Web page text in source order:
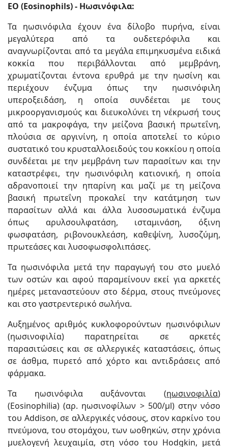
EO (Eosinophils) - Ηωσινόφιλα:
Τα ηωσινόφιλα έχουν ένα δίλοβο πυρήνα, είναι
μεγαλύτερα από τα ουδετερόφιλα και
αναγνωρίζονται από τα μεγάλα επιμηκυσμένα ειδικά
κοκκία που περιβάλλονται από μεμβράνη,
χρωματίζονται έντονα ερυθρά με την ηωσίνη και
περιέχουν ένζυμα όπως την ηωσινόφιλη
υπεροξειδάση, η οποία συνδέεται με τους
μικροοργανισμούς και διευκολύνει τη νέκρωσή τους
από τα μακροφάγα, την μείζονα βασική πρωτεΐνη,
πλούσια σε αργινίνη, η οποία αποτελεί το κύριο
συστατικό του κρυσταλλοειδούς του κοκκίου η οποία
συνδέεται με την μεμβράνη των παρασίτων και την
καταστρέφει, την ηωσινόφιλη κατιονική, η οποία
αδρανοποιεί την ηπαρίνη και μαζί με τη μείζονα
βασική πρωτεΐνη προκαλεί την κατάτμηση των
παρασίτων αλλά και άλλα λυσοσωματικά ένζυμα
όπως αρυλσουλφατάση, ισταμινάση, όξινη
φωσφατάση, ριβονουκλεάση, καθεψίνη, λυσοζύμη,
πρωτεάσες και λυσοφωσφολιπάσες.
Τα ηωσινόφιλα μετά την παραγωγή του στο μυελό
των οστών και αφού παραμείνουν εκεί για αρκετές
ημέρες μεταναστεύουν στο δέρμα, στους πνεύμονες
και στο γαστρεντερικό σωλήνα.
Αυξημένος αριθμός κυκλοφορούντων ηωσινόφιλων
(ηωσινοφιλία) παρατηρείται σε αρκετές
παρασιτώσεις και σε αλλεργικές καταστάσεις, όπως
σε άσθμα, πυρετό από χόρτο και αντιδράσεις από
φάρμακα.
Τα ηωσινόφιλα αυξάνονται (ηωσινοφιλία)
(Eosinophilia) (αρ. ηωσινοφίλων > 500/μl) στην νόσο
του Addison, σε αλλεργικές νόσους, στον καρκίνο του
πνεύμονα, του στομάχου, των ωοθηκών, στην χρόνια
μυελογενή λευχαιμία, στη νόσο του Hodgkin, μετά